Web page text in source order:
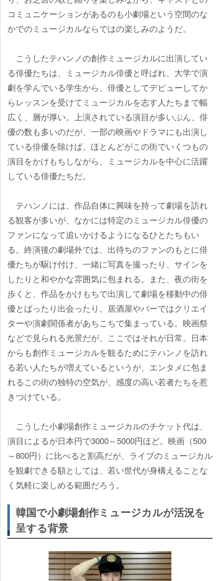
コミュニケーションがあるのも小劇場という空間のな
かでのミュージカルならではの楽しみのようだ。
こうしたテハンノの創作ミュージカルに出演してい
る俳優たちは、ミュージカル俳優と呼ばれ、大学で演
劇を学んでいる学生から、俳優としてデビューしてか
らレッスンを受けてミュージカルを志す人たちまで幅
広く、層が厚い。上演されている演目が多いぶん、俳
優の数も多いのだが、一部の映画やドラマにも出演し
ている俳優を除けば、ほとんどがこの街でいくつもの
演目をかけもちしながら、ミュージカルを中心に活躍
している俳優たちだ。
テハンノには、作品自体に興味を持って劇場を訪れ
る観客が多いが、なかには特定のミュージカル俳優の
ファンになって追いかけるようになるひとたちもい
る。終演後の劇場外では、出待ちのファンのもとに俳
優たちが駆け付け、一緒に写真を撮ったり、サインを
したりと和やかな雰囲気に包まれる。また、夜の街を
歩くと、作品をかけもちで出演して劇場を移動中の俳
優とばったり出会ったり、居酒屋やバーではクリエイ
ターや演劇関係者があちこちで集まっている。映画祭
などで見られる光景だが、ここではそれが日常。日本
からも創作ミュージカルを観るためにテハンノを訪れ
る若い人たちが増えているというが、エンタメに包ま
れるこの街の独特の空気が、感度の高い若者たちを惹
きつけている。
こうした小劇場創作ミュージカルのチケット代は、
演目によるが日本円で3000～5000円ほど。映画（500
～800円）に比べると割高だが、ライブのミュージカル
を観劇できる額としては、若い世代が身構えることな
く気軽に楽しめる範囲だろう。
韓国で小劇場創作ミュージカルが活況を
呈する背景